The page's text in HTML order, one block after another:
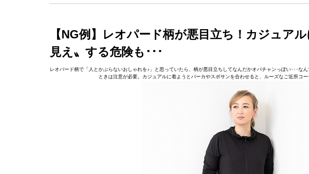
【NG例】レオパード柄が悪目立ち！カジュア
見え〟する危険も･･･
レオパード柄で「人とかぶらないおしゃれを♪」と思っていたら、柄が悪目立ちしてなんだかオバチャンっぽい･･･な
ときは注意が必要。カジュアルに着ようとパーカやスポサンを合わせると、ルーズなご近所コー